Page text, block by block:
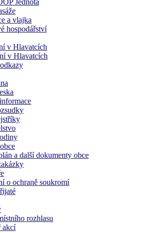
Jednota
a vlajka
hospodářství
v Hlavatcích
v Hlavatcích
a další dokumenty obce
o ochraně soukromí
rozhlasu
akcí